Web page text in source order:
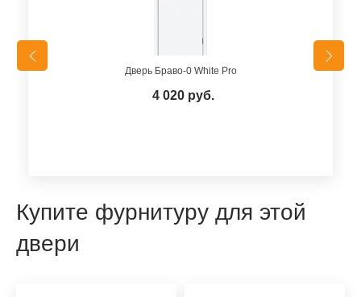
Дверь Браво-0 White Pro
4 020 руб.
Купите фурнитуру для этой
двери